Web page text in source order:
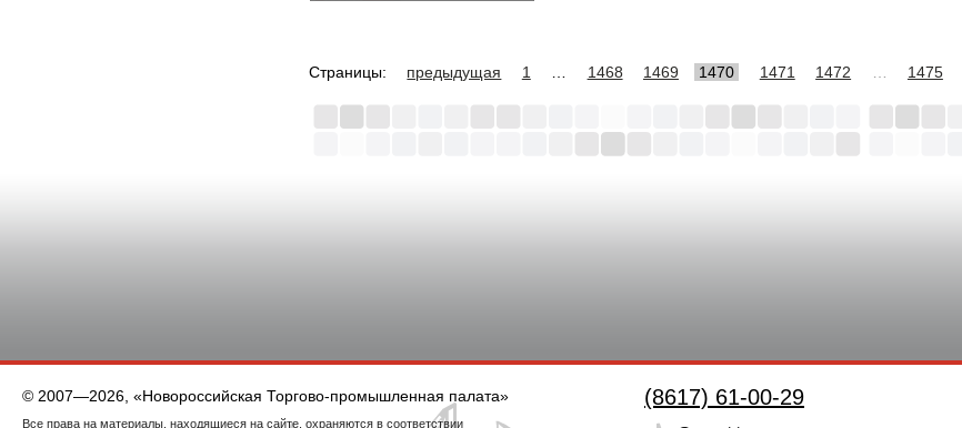
Страницы: предыдущая 1 1468 1469 1470 1471 1472 1475
© 2007—2026, «Новороссийская Торгово-промышленная палата»
Все права на материалы, находящиеся на сайте, охраняются в соответствии
(8617) 61-00-29